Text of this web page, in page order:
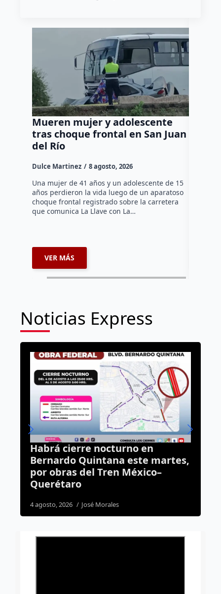
Mueren mujer y adolescente
tras choque frontal en San Juan
del Río
Dulce Martinez 8 agosto, 2026
Una mujer de 41 años y un adolescente de 15
años perdieron la vida luego de un aparatoso
choque frontal registrado sobre la carretera
que comunica La Llave con La…
VER MÁS
Noticias Express
martes,
Tras protestas de artesanos,
Municipio advierte: no habrá
permisos y sí sanciones